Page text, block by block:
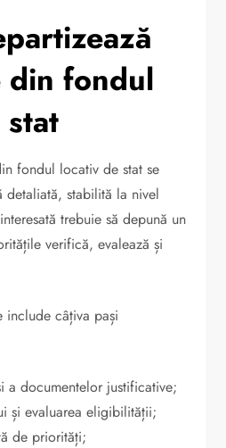
din fondul
fondul locativ de stat se
detaliată, stabilită la nivel
trebuie să depună un
verifică, evalează și
include câțiva pași
a documentelor justificative;
și evaluarea eligibilității;
de priorități;